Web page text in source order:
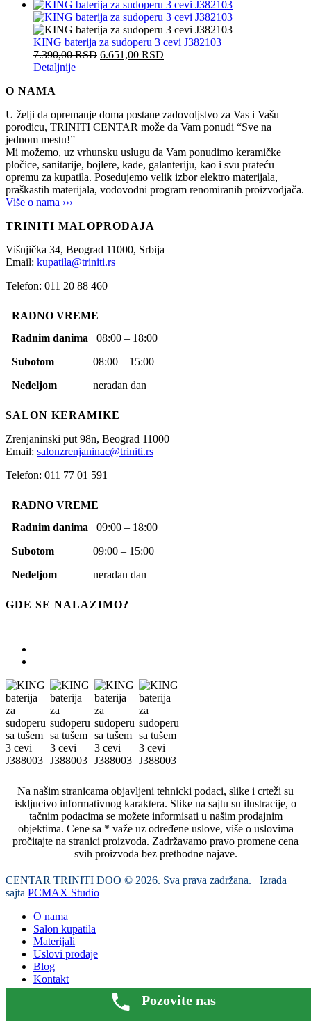
KING baterija za sudoperu 3 cevi J382103
7.390,00RSD 6.651,00 RSD
Detaljnije
O NAMA
U želji da opremanje doma postane zadovoljstvo za Vas i Vašu
porodicu, TRINITI CENTAR može da Vam ponudi “Sve na
jednom mestu!”
Mi možemo, uz vrhunsku uslugu da Vam ponudimo keramičke
pločice, sanitarije, bojlere, kade, galanteriju, kao i svu prateću
opremu za kupatila. Posedujemo velik izbor elektro materijala,
praškastih materijala, vodovodni program renomiranih proizvodjača.
Više o nama ›››
TRINITI MALOPRODAJA
Višnjička 34, Beograd 11000, Srbija
Email: kupatila@triniti.rs
Telefon: 011 20 88 460
RADNO VREME
Radnim danima 08:00 – 18:00
Subotom 08:00 – 15:00
Nedeljom neradan dan
SALON KERAMIKE
Zrenjaninski put 98n, Beograd 11000
Email: salonzrenjaninac@triniti.rs
Telefon: 011 77 01 591
RADNO VREME
Radnim danima 09:00 – 18:00
Subotom 09:00 – 15:00
Nedeljom neradan dan
GDE SE NALAZIMO?
Na našim stranicama objavljeni tehnicki podaci, slike i crteži su
iskljucivo informativnog karaktera. Slike na sajtu su ilustracije, o
tačnim podacima se možete informisati u našim prodajnim
objektima. Cene sa * važe uz određene uslove, više o uslovima
pročitajte na stranici proizvoda. Zadržavamo pravo promene cena
svih proizvoda bez prethodne najave.
CENTAR TRINITI DOO © 2026. Sva prava zadržana. Izrada
sajta PCMAX Studio
O nama
Salon kupatila
Materijali
Uslovi prodaje
Blog
Kontakt
Pozovite nas